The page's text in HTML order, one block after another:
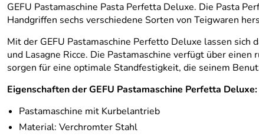
GEFU Pastamaschine Pasta Perfetta Deluxe. Die Pasta
Handgriffen sechs verschiedene Sorten von Teigwaren
Mit der GEFU Pastamaschine Perfetto Deluxe lassen
und Lasagne Ricce. Die Pastamaschine verfügt über
sorgen für eine optimale Standfestigkeit, die seinem
Eigenschaften der GEFU Pastamaschine Perfetta Deluxe:
Pastamaschine mit Kurbelantrieb
Material: Verchromter Stahl